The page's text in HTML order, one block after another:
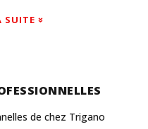
SUITE
de chez Trigano